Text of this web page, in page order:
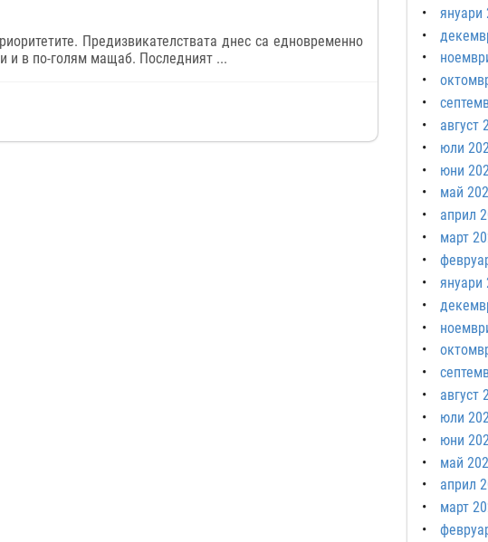
Предизвикателствата днес са едновременно
и в по-голям мащаб. Последният ...
януари
август
юли
юни
май
април
март
януари
август
юли
юни
май
април
март